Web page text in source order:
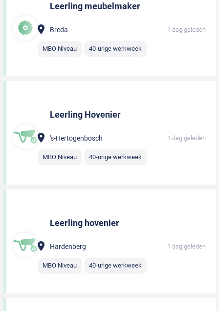
Leerling meubelmaker
Breda 1 dag geleden
MBO Niveau 40-urige werkweek
Leerling Hovenier
's-Hertogenbosch 1 dag geleden
MBO Niveau 40-urige werkweek
Leerling hovenier
Hardenberg 1 dag geleden
MBO Niveau 40-urige werkweek